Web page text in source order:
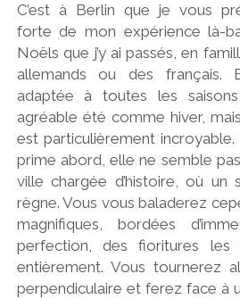
C’est à Berlin que je vous
forte de mon expérience là-
Noëls que j’y ai passés, en
allemands ou des français.
adaptée à toutes les
agréable été comme hiver,
est particulièrement
prime abord, elle ne semble
ville chargée d’histoire, où un
règne. Vous vous baladerez
magnifiques, bordées
perfection, des fioritures les
entièrement. Vous tournerez
perpendiculaire et ferez face à